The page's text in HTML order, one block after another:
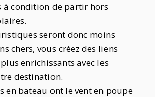
à condition de partir hors
seront donc moins
chers, vous créez des liens
enrichissants avec les
destination.
en bateau ont le vent en poupe